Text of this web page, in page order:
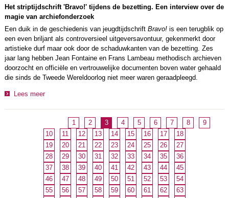
Het striptijdschrift 'Bravo!' tijdens de bezetting. Een interview over de
magie van archiefonderzoek
Een duik in de geschiedenis van jeugdtijdschrift Bravo!is een terugblik op
een even briljant als controversieel uitgeversavontuur, gekenmerkt door
artistieke durf maar ook door de schaduwkanten van de bezetting. Zes
jaar lang hebben Jean Fontaine en Frans Lambeau methodisch archieven
doorzocht en officiële en vertrouwelijke documenten boven water gehaald
die sinds de Tweede Wereldoorlog niet meer waren geraadpleegd.
Lees meer
1 2 3 4 5 6 7 8
9
10
11 12 13 14 15 16 17
18
19
20 21 22 23 24 25 26
27
28
29 30 31 32 33 34 35
36
37
38 39 40 41 42 43 44
45
46
47 48 49 50 51 52 53
54
55
56 57 58 59 60 61 62
63